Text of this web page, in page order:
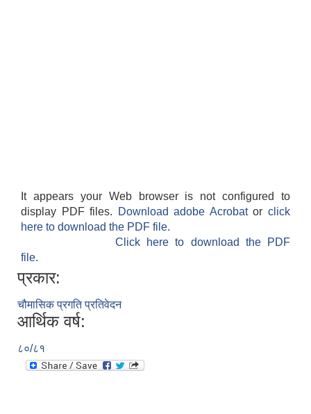
It appears your Web browser is not configured to
display PDF files.
Download adobe Acrobatorclick
here to download the PDF file.
Click here to download the PDF
file.
प्रकार:
चौमासिक प्रगति प्रतिवेदन
आर्थिक वर्ष:
८०/८१